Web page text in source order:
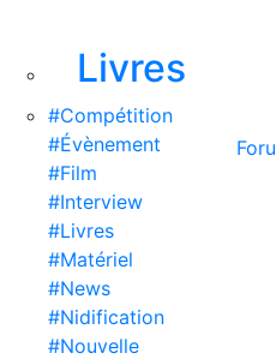
Livres
#Compétition
#Évènement
#Film
#Interview
#Livres
#Matériel
#News
#Nidification
#Nouvelle